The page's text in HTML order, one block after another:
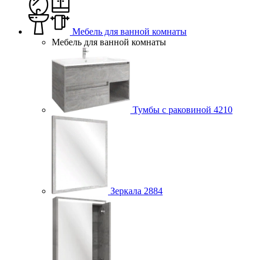
Мебель для ванной комнаты
Мебель для ванной комнаты
Тумбы с раковиной 4210
Зеркала 2884